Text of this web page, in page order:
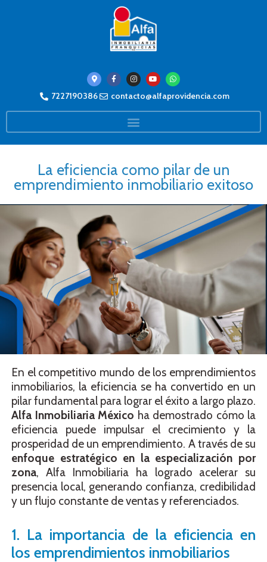
7227190386 contacto@alfaprovidencia.com
La eficiencia como pilar de un
emprendimiento inmobiliario exitoso
En el competitivo mundo de los emprendimientos
inmobiliarios, la eficiencia se ha convertido en un
pilar fundamental para lograr el éxito a largo plazo.
Alfa Inmobiliaria México ha demostrado cómo la
eficiencia puede impulsar el crecimiento y la
prosperidad de un emprendimiento. A través de su
enfoque estratégico en la especialización por
zona, Alfa Inmobiliaria ha logrado acelerar su
presencia local, generando confianza, credibilidad
y un flujo constante de ventas y referenciados.
1. La importancia de la eficiencia en
los emprendimientos inmobiliarios